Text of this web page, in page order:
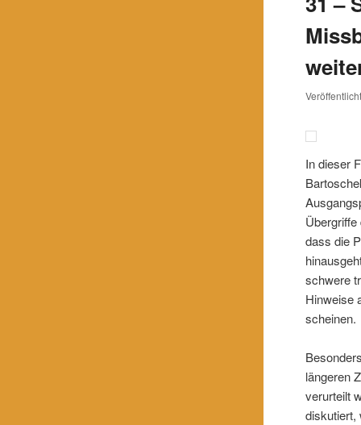
In dieser
dass die
schwere
Hinweise
scheinen.
längeren
verurteilt
diskutiert,